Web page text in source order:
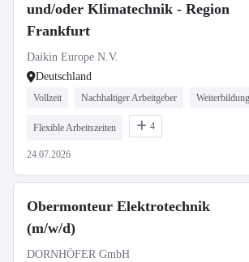
und/oder Klimatechnik - Region
Frankfurt
Daikin Europe N.V.
Deutschland
Vollzeit Nachhaltiger Arbeitgeber
Flexible Arbeitszeiten 4
24.07.2026
Obermonteur Elektrotechnik
(m/w/d)
DORNHÖFER GmbH